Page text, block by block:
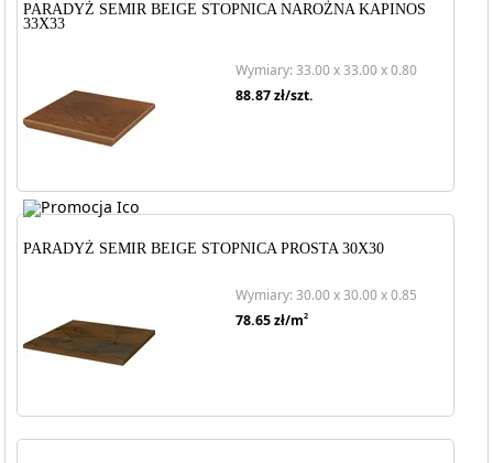
PARADYŻ SEMIR BEIGE STOPNICA NAROŻNA KAPINOS
33X33
Wymiary: 33.00 x 33.00 x 0.80
88.87zł/szt.
PARADYŻ SEMIR BEIGE STOPNICA PROSTA 30X30
Wymiary: 30.00 x 30.00 x 0.85
78.65zł/m2